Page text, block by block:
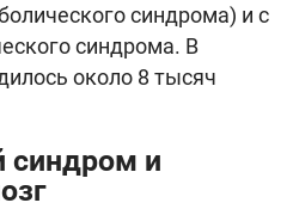
синдрома) и с
синдрома. В
около 8 тысяч
синдром и